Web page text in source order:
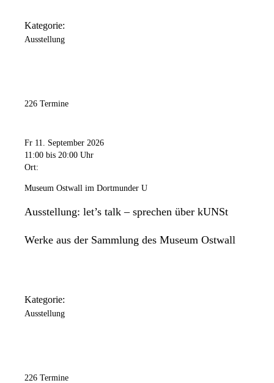
Kategorie:
Ausstellung
226 Termine
Fr 11. September 2026
11:00 bis 20:00 Uhr
Ort:
Museum Ostwall im Dortmunder U
Ausstellung: let’s talk – sprechen über kUNSt
Werke aus der Sammlung des Museum Ostwall
Kategorie:
Ausstellung
226 Termine